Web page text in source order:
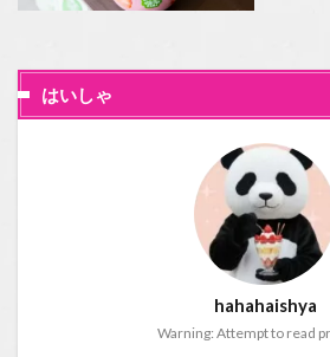
はいしゃ
hahahaishya
Warning: Attempt to read